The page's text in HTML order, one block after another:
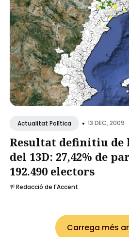
Actualitat Política • 13 DEC, 2009
Resultat definitiu de
del 13D: 27,42% de
192.490 electors
Redacció de l'Accent
Carrega més